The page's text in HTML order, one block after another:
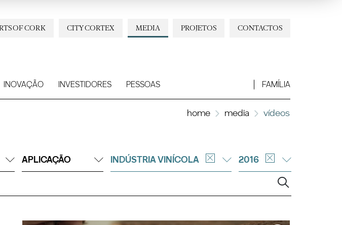
CONTACTOS
PROJETOS
MEDIA
CITY CORTEX
OF CORK
INOVAÇÃO INVESTIDORES PESSOAS FAMÍLIA
home media vídeos
APLICAÇÃO INDÚSTRIA VINÍCOLA 2016